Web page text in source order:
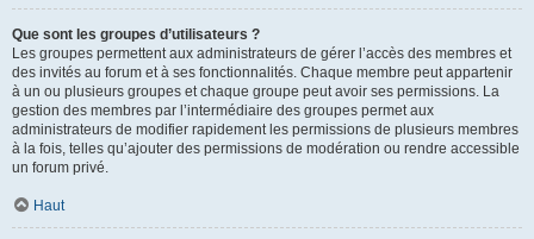
Que sont les groupes d’utilisateurs ?
Les groupes permettent aux administrateurs de gérer l’accès des membres et
des invités au forum et à ses fonctionnalités. Chaque membre peut appartenir
à un ou plusieurs groupes et chaque groupe peut avoir ses permissions. La
gestion des membres par l’intermédiaire des groupes permet aux
administrateurs de modifier rapidement les permissions de plusieurs membres
à la fois, telles qu’ajouter des permissions de modération ou rendre accessible
un forum privé.
Haut